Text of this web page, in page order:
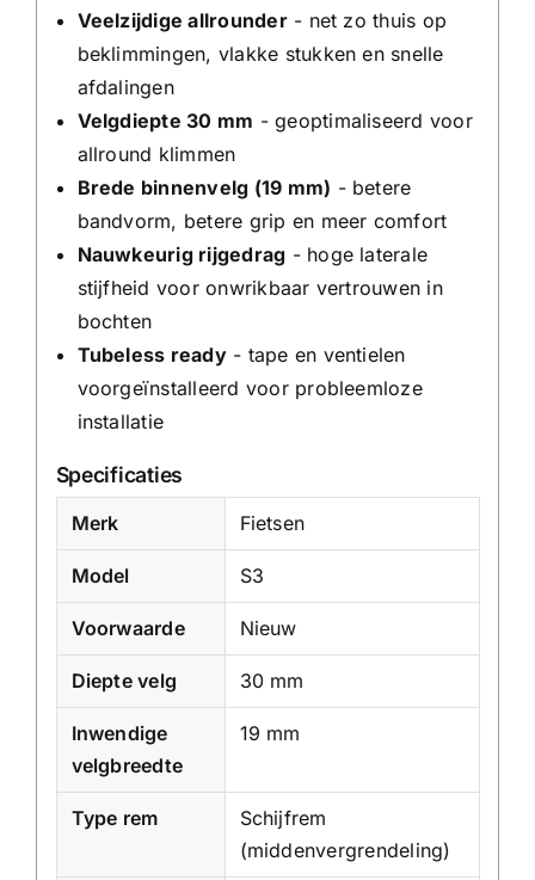
Veelzijdige allrounder- net zo thuis op
beklimmingen, vlakke stukken en snelle
afdalingen
Velgdiepte 30 mm - geoptimaliseerd voor
allround klimmen
Brede binnenvelg (19 mm) - betere
bandvorm, betere grip en meer comfort
Nauwkeurig rijgedrag - hoge laterale
stijfheid voor onwrikbaar vertrouwen in
bochten
Tubeless ready- tape en ventielen
voorgeïnstalleerd voor probleemloze
installatie
Specificaties
Merk Fietsen
Model S3
Voorwaarde Nieuw
Diepte velg 30 mm
Inwendige
velgbreedte
19 mm
Type rem
Schijfrem
(middenvergrendeling)